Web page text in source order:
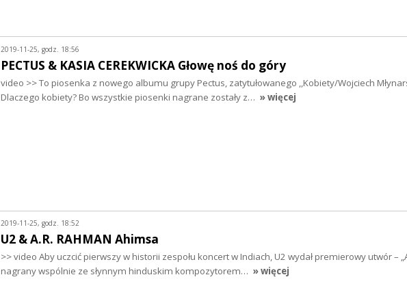
2019-11-25, godz. 18:56
PECTUS & KASIA CEREKWICKA Głowę noś do góry
video >> To piosenka z nowego albumu grupy Pectus, zatytułowanego ,,Kobiety/Wojciech
Dlaczego kobiety? Bo wszystkie piosenki nagrane zostały z… » więcej
2019-11-25, godz. 18:52
U2 & A.R. RAHMAN Ahimsa
>> video Aby uczcić pierwszy w historii zespołu koncert w Indiach, U2 wydał premierowy utwór –
nagrany wspólnie ze słynnym hinduskim kompozytorem… » więcej